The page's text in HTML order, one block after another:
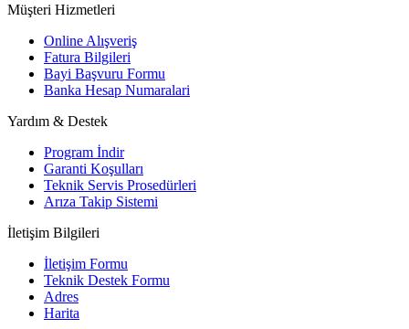
Müşteri Hizmetleri
Online Alışveriş
Fatura Bilgileri
Bayi Başvuru Formu
Banka Hesap Numaralari
Yardım & Destek
Program İndir
Garanti Koşulları
Teknik Servis Prosedürleri
Arıza Takip Sistemi
İletişim Bilgileri
İletişim Formu
Teknik Destek Formu
Adres
Harita